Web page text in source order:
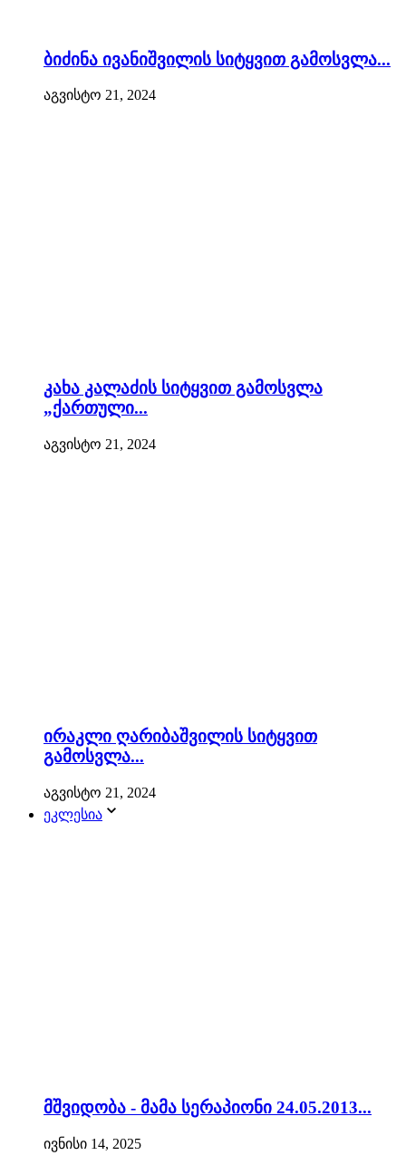
ბიძინა ივანიშვილის სიტყვით გამოსვლა...
აგვისტო 21, 2024
კახა კალაძის სიტყვით გამოსვლა
„ქართული...
აგვისტო 21, 2024
ირაკლი ღარიბაშვილის სიტყვით
გამოსვლა...
აგვისტო 21, 2024
ეკლესია
მშვიდობა - მამა სერაპიონი 24.05.2013...
ივნისი 14, 2025